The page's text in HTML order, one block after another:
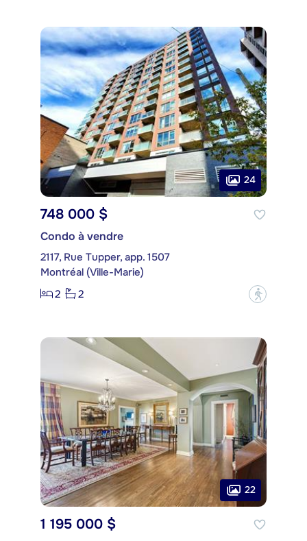
24
748 000 $
Condo à vendre
2117, Rue Tupper, app. 1507
Montréal (Ville-Marie)
2
2 ?
22
1 195 000 $